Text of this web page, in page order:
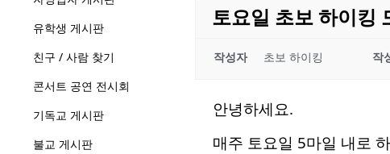
유학생 게시판
친구 / 사람 찾기
콘서트 공연 전시회
기독교 게시판
불교 게시판
토요일 초보 하이킹
작성자 초보 하이킹 작
안녕하세요.
매주 토요일 5마일 내로